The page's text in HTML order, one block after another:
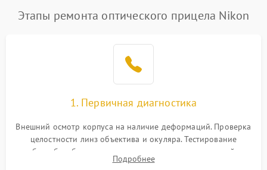
1000 ₽
защиты от перегрева
Поломка системы защиты
1000 ₽
Этапы ремонта оптического прицела Nikon
1. Первичная диагностика
Внешний осмотр корпуса на наличие деформаций. Проверка
целостности линз объектива и окуляра. Тестирование
работы барабанчиков ввода поправок, кольца отстройки
параллакса и зума. Выявление сколов, внутренних
Подробнее